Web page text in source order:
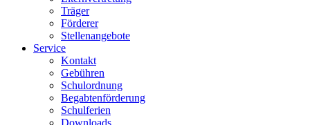
Träger
Förderer
Stellenangebote
Service
Kontakt
Gebühren
Schulordnung
Begabtenförderung
Schulferien
Downloads